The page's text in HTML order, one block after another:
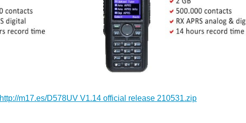
http://m17.es/D578UV V1.14 official release 210531.zip